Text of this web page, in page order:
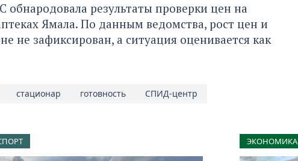
результаты проверки цен на
Ямала. По данным ведомства, рост цен и
не зафиксирован, а ситуация оценивается как
стационар готовность СПИД-центр
ЭКОНОМИКА